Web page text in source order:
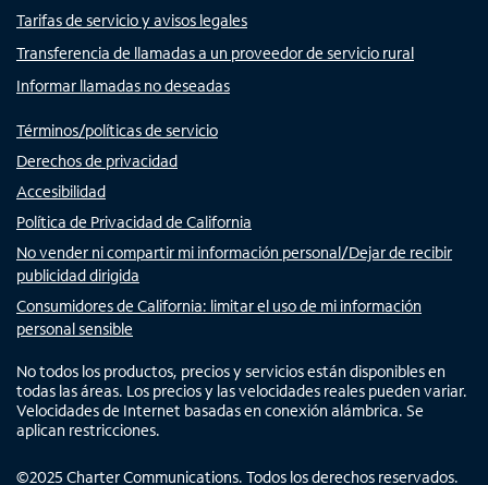
Tarifas de servicio y avisos legales
Transferencia de llamadas a un proveedor de servicio rural
Informar llamadas no deseadas
Términos/políticas de servicio
Derechos de privacidad
Accesibilidad
Política de Privacidad de California
No vender ni compartir mi información personal/Dejar de recibir
publicidad dirigida
Consumidores de California: limitar el uso de mi información
personal sensible
No todos los productos, precios y servicios están disponibles en
todas las áreas. Los precios y las velocidades reales pueden variar.
Velocidades de Internet basadas en conexión alámbrica. Se
aplican restricciones.
©2025 Charter Communications. Todos los derechos reservados.